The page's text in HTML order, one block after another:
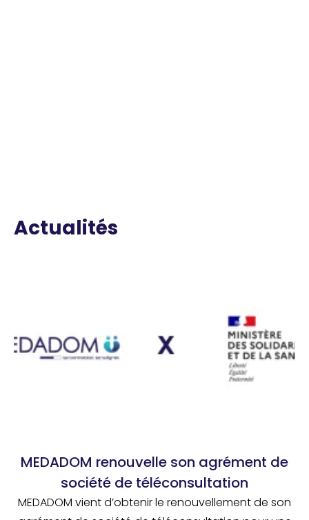
Actualités
MEDADOM renouvelle son agrément de
société de téléconsultation
MEDADOM vient d’obtenir le renouvellement de son